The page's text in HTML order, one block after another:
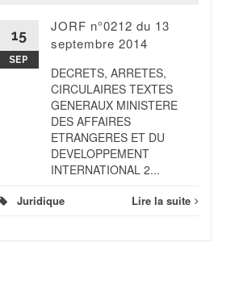
15
SEP
JORF n°0212 du 13
septembre 2014
DECRETS, ARRETES,
CIRCULAIRES TEXTES
GENERAUX MINISTERE
DES AFFAIRES
ETRANGERES ET DU
DEVELOPPEMENT
INTERNATIONAL 2...
Juridique Lire la suite